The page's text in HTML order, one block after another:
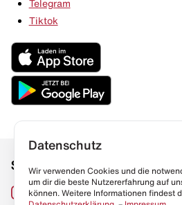
Telegram
Tiktok
Social Media
Instagram
Datenschutz
Wir verwenden Cookies und die
um dir die beste Nutzererfahrung auf
können. Weitere Informationen findest